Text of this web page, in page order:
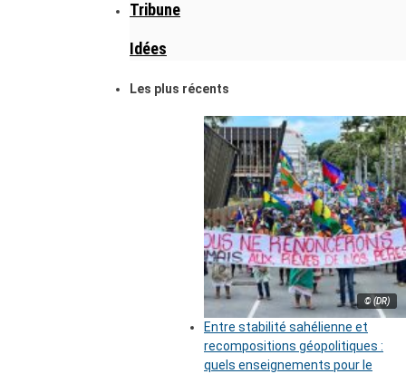
Tribune
Idées
Les plus récents
© (DR)
Entre stabilité sahélienne et
recompositions géopolitiques :
quels enseignements pour le